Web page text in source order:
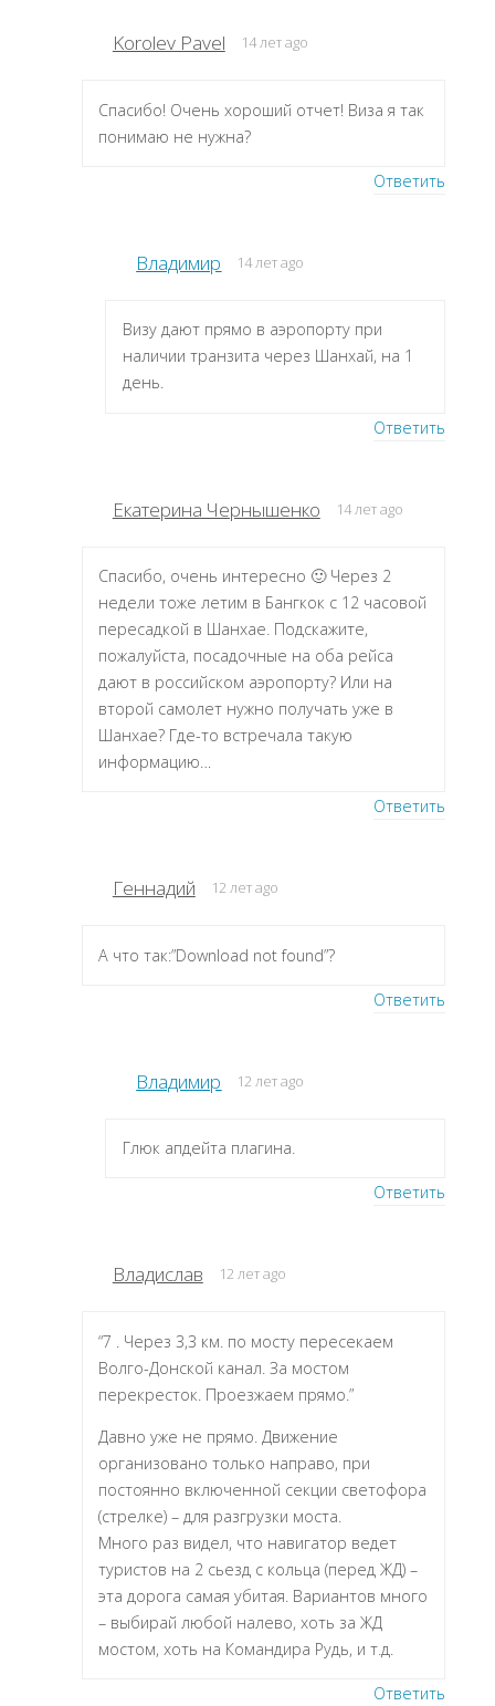
Korolev Pavel 14 лет ago
Спасибо! Очень хороший отчет! Виза я так
понимаю не нужна?
Ответить
Владимир 14 лет ago
Визу дают прямо в аэропорту при
наличии транзита через Шанхай, на 1
день.
Ответить
Екатерина Чернышенко 14 лет ago
Спасибо, очень интересно 🙂 Через 2
недели тоже летим в Бангкок с 12 часовой
пересадкой в Шанхае. Подскажите,
пожалуйста, посадочные на оба рейса
дают в российском аэропорту? Или на
второй самолет нужно получать уже в
Шанхае? Где-то встречала такую
информацию…
Ответить
Геннадий 12 лет ago
А что так:”Download not found”?
Ответить
Владимир 12 лет ago
Глюк апдейта плагина.
Ответить
Владислав 12 лет ago
“7 . Через 3,3 км. по мосту пересекаем
Волго-Донской канал. За мостом
перекресток. Проезжаем прямо.”
Давно уже не прямо. Движение
организовано только направо, при
постоянно включенной секции светофора
(стрелке) – для разгрузки моста.
Много раз видел, что навигатор ведет
туристов на 2 сьезд с кольца (перед ЖД) –
эта дорога самая убитая. Вариантов много
– выбирай любой налево, хоть за ЖД
мостом, хоть на Командира Рудь, и т.д.
Ответить